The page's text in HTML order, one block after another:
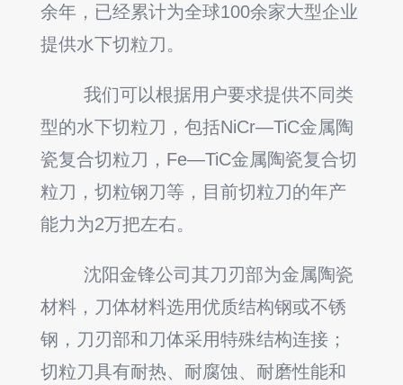
余年，已经累计为全球100余家大型企业
提供水下切粒刀。
我们可以根据用户要求提供不同类
型的水下切粒刀，包括NiCr—TiC金属陶
瓷复合切粒刀，Fe—TiC金属陶瓷复合切
粒刀，切粒钢刀等，目前切粒刀的年产
能力为2万把左右。
沈阳金锋公司其刀刃部为金属陶瓷
材料，刀体材料选用优质结构钢或不锈
钢，刀刃部和刀体采用特殊结构连接；
切粒刀具有耐热、耐腐蚀、耐磨性能和